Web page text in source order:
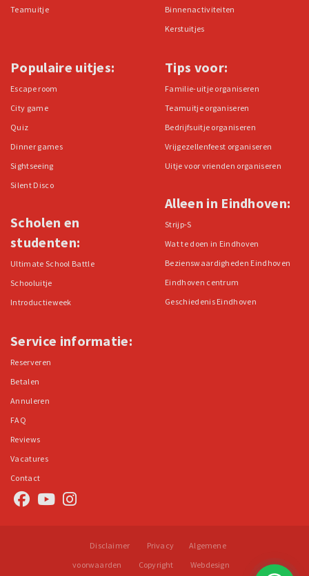
Teamuitje
Binnenactiviteiten
Kerstuitjes
Populaire uitjes:
Escape room
City game
Quiz
Dinner games
Sightseeing
Silent Disco
Scholen en
studenten:
Ultimate School Battle
Schooluitje
Introductieweek
Tips voor:
Familie-uitje organiseren
Teamuitje organiseren
Bedrijfsuitje organiseren
Vrijgezellenfeest organiseren
Uitje voor vrienden organiseren
Alleen in Eindhoven:
Strijp-S
Wat te doen in Eindhoven
Bezienswaardigheden Eindhoven
Eindhoven centrum
Geschiedenis Eindhoven
Service informatie:
Reserveren
Betalen
Annuleren
FAQ
Reviews
Vacatures
Contact
Disclaimer Privacy
Algemene
voorwaarden
Copyright Webdesign